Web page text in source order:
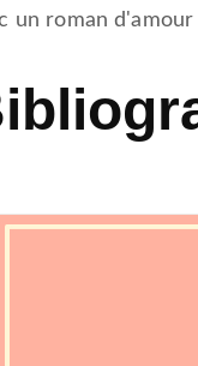
un roman